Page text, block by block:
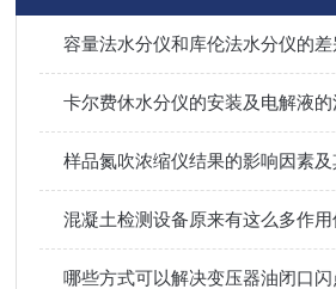
容量法水分仪和库伦法水分仪的差
卡尔费休水分仪的安装及电解液
样品氮吹浓缩仪结果的影响因素
混凝土检测设备原来有这么多作
哪些方式可以解决变压器油闭口